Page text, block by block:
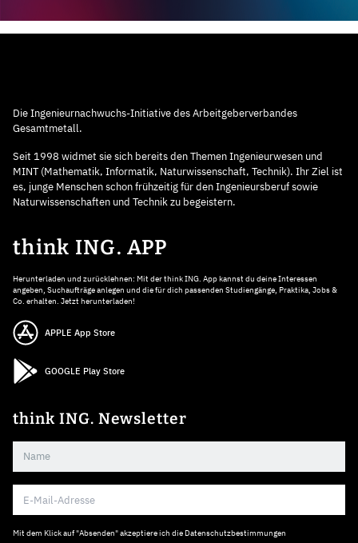
Die Ingenieurnachwuchs-Initiative des Arbeitgeberverbandes
Gesamtmetall.
Seit 1998 widmet sie sich bereits den Themen Ingenieurwesen und
MINT (Mathematik, Informatik, Naturwissenschaft, Technik). Ihr Ziel ist
es, junge Menschen schon frühzeitig für den Ingenieursberuf sowie
Naturwissenschaften und Technik zu begeistern.
think ING. APP
Herunterladen und zurücklehnen: Mit der think ING. App kannst du deine Interessen
angeben, Suchaufträge anlegen und die für dich passenden Studiengänge, Praktika, Jobs &
Co. erhalten. Jetzt herunterladen!
APPLE App Store
GOOGLE Play Store
think ING. Newsletter
Mit dem Klick auf "Absenden" akzeptiere ich die Datenschutzbestimmungen